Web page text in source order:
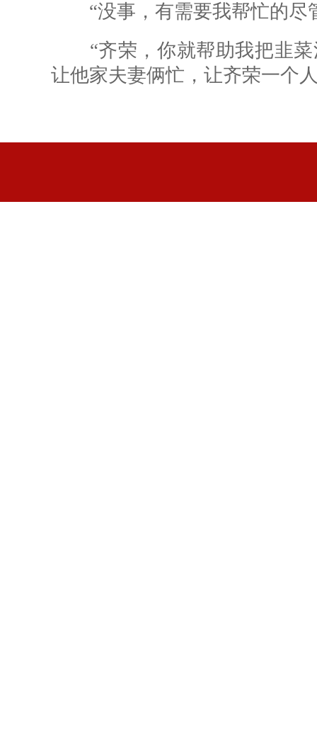
“没事，有需要我帮忙的尽
“齐荣，你就帮助我把韭菜
让他家夫妻俩忙，让齐荣一个